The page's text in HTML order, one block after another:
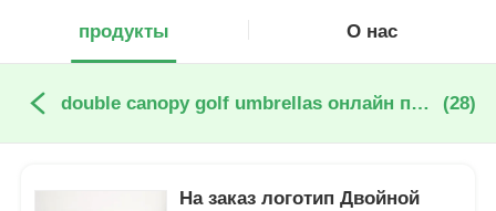
продукты
О нас
double canopy golf umbrellas онлайн производство (28)
На заказ логотип Двойной